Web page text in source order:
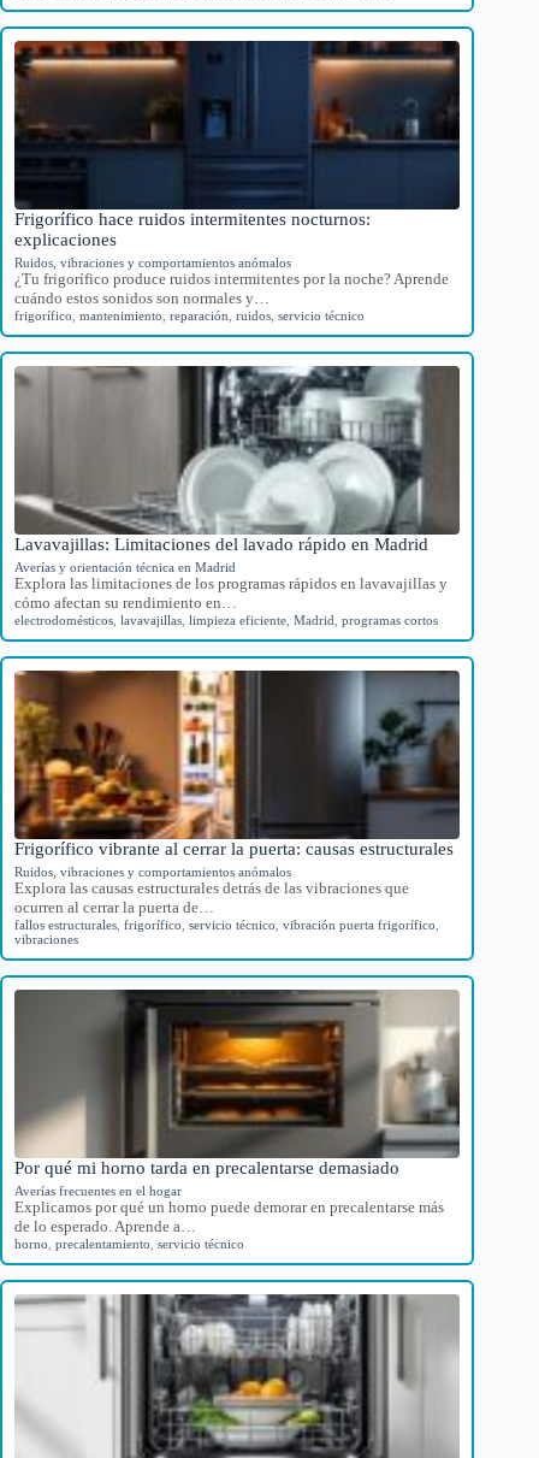
Frigorífico hace ruidos intermitentes nocturnos:
explicaciones
Ruidos, vibraciones y comportamientos anómalos
¿Tu frigorífico produce ruidos intermitentes por la noche? Aprende
cuándo estos sonidos son normales y…
frigorífico mantenimiento reparación ruidos servicio técnico
Lavavajillas: Limitaciones del lavado rápido en Madrid
Averías y orientación técnica en Madrid
Explora las limitaciones de los programas rápidos en lavavajillas y
cómo afectan su rendimiento en…
electrodomésticos lavavajillas limpieza eficiente Madrid programas cortos
Frigorífico vibrante al cerrar la puerta: causas estructurales
Ruidos, vibraciones y comportamientos anómalos
Explora las causas estructurales detrás de las vibraciones que
ocurren al cerrar la puerta de…
fallos estructurales frigorífico servicio técnico vibración puerta frigorífico
vibraciones
Por qué mi horno tarda en precalentarse demasiado
Averías frecuentes en el hogar
Explicamos por qué un horno puede demorar en precalentarse más
de lo esperado. Aprende a…
horno precalentamiento servicio técnico